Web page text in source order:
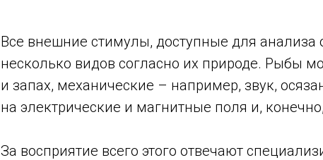
Все внешние стимулы, доступные для
несколько видов согласно их природе. Рыбы
и запах, механические – например, звук,
на электрические и магнитные поля и,
За восприятие всего этого отвечают